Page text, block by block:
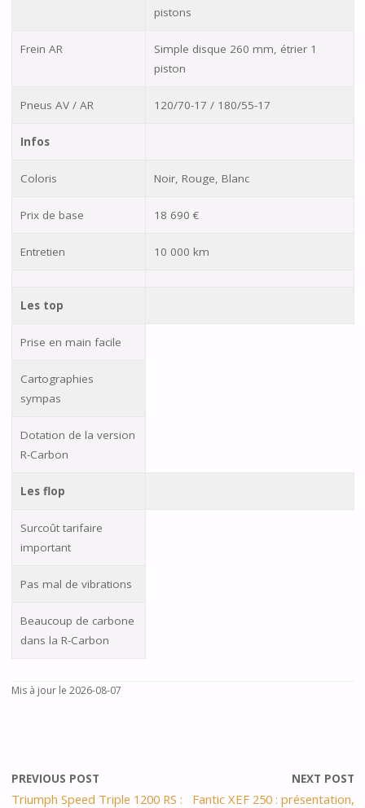
pistons
Frein AR
Simple disque 260 mm, étrier 1
piston
Pneus AV / AR 120/70-17 / 180/55-17
Infos
Coloris Noir, Rouge, Blanc
Prix de base 18 690 €
Entretien 10 000 km
Les top
Prise en main facile
Cartographies
sympas
Dotation de la version
R-Carbon
Les flop
Surcoût tarifaire
important
Pas mal de vibrations
Beaucoup de carbone
dans la R-Carbon
Mis à jour le 2026-08-07
PREVIOUS POST
Triumph Speed Triple 1200 RS :
NEXT POST
Fantic XEF 250 : présentation,